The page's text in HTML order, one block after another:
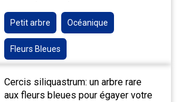
Petit arbre Océanique
Fleurs Bleues
Cercis siliquastrum: un arbre rare
aux fleurs bleues pour égayer votre